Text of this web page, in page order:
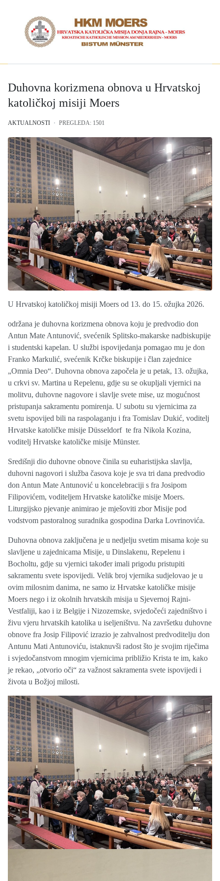
Duhovna korizmena obnova u Hrvatskoj
katoličkoj misiji Moers
AKTUALNOSTI PREGLEDA: 1501
U Hrvatskoj katoličkoj misiji Moers od 13. do 15. ožujka 2026.
održana je duhovna korizmena obnova koju je predvodio don
Antun Mate Antunović, svećenik Splitsko-makarske nadbiskupije
i studentski kapelan. U službi ispovijedanja pomagao mu je don
Franko Markulić, svećenik Krčke biskupije i član zajednice
„Omnia Deo“. Duhovna obnova započela je u petak, 13. ožujka,
u crkvi sv. Martina u Repelenu, gdje su se okupljali vjernici na
molitvu, duhovne nagovore i slavlje svete mise, uz mogućnost
pristupanja sakramentu pomirenja. U subotu su vjernicima za
svetu ispovijed bili na raspolaganju i fra Tomislav Dukić, voditelj
Hrvatske katoličke misije Düsseldorf te fra Nikola Kozina,
voditelj Hrvatske katoličke misije Münster.
Središnji dio duhovne obnove činila su euharistijska slavlja,
duhovni nagovori i služba časova koje je sva tri dana predvodio
don Antun Mate Antunović u koncelebraciji s fra Josipom
Filipovićem, voditeljem Hrvatske katoličke misije Moers.
Liturgijsko pjevanje animirao je mješoviti zbor Misije pod
vodstvom pastoralnog suradnika gospodina Darka Lovrinovića.
Duhovna obnova zaključena je u nedjelju svetim misama koje su
slavljene u zajednicama Misije, u Dinslakenu, Repelenu i
Bocholtu, gdje su vjernici također imali prigodu pristupiti
sakramentu svete ispovijedi. Velik broj vjernika sudjelovao je u
ovim milosnim danima, ne samo iz Hrvatske katoličke misije
Moers nego i iz okolnih hrvatskih misija u Sjevernoj Rajni-
Vestfaliji, kao i iz Belgije i Nizozemske, svjedočeći zajedništvo i
živu vjeru hrvatskih katolika u iseljeništvu. Na završetku duhovne
obnove fra Josip Filipović izrazio je zahvalnost predvoditelju don
Antunu Mati Antunoviću, istaknuvši radost što je svojim riječima
i svjedočanstvom mnogim vjernicima približio Krista te im, kako
je rekao, „otvorio oči“ za važnost sakramenta svete ispovijedi i
života u Božjoj milosti.